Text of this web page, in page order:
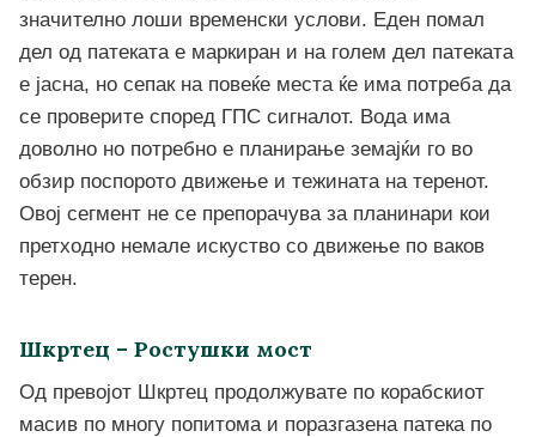
значително лоши временски услови. Еден помал
дел од патеката е маркиран и на голем дел патеката
е јасна, но сепак на повеќе места ќе има потреба да
се проверите според ГПС сигналот. Вода има
доволно но потребно е планирање земајќи го во
обзир поспорото движење и тежината на теренот.
Овој сегмент не се препорачува за планинари кои
претходно немале искуство со движење по ваков
терен.
Шкртец – Ростушки мост
Од превојот Шкртец продолжувате по корабскиот
масив по многу попитома и поразгазена патека по